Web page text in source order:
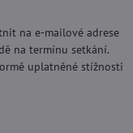
na e-mailové adrese
na termínu setkání.
uplatněné stížnosti